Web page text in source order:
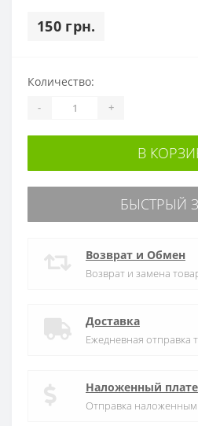
150 грн.
Количество:
- +
В
БЫСТРЫЙ
Возврат и Обмен
Возврат и замена
Доставка
Ежедневная отправка
Наложенный
Отправка